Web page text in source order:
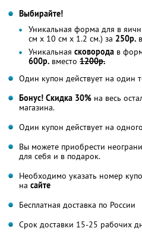
Выбирайте!
Уникальная форма для в
cм x 10 cм x 1.2 cм.) за 250р.
Уникальная сковорода в
600р. вместо 1200р.
Один купон действует на один
Бонус! Скидка 30% на весь
магазина.
Один купон действует на
Вы можете приобрести
для себя и в подарок.
Необходимо указать номер
на сайте
Бесплатная доставка по России
Срок доставки 15-25 рабочих